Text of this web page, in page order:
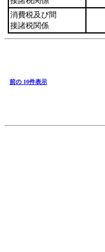
消費税及び間
接諸税関係
前の 10件表示